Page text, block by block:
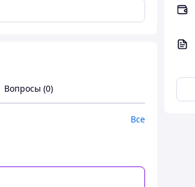
Вопросы (0)
Все